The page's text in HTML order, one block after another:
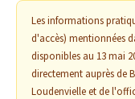
Les informations
d'accès) mentionnées
disponibles au 13 mai
directement auprès de
Loudenvielle et de